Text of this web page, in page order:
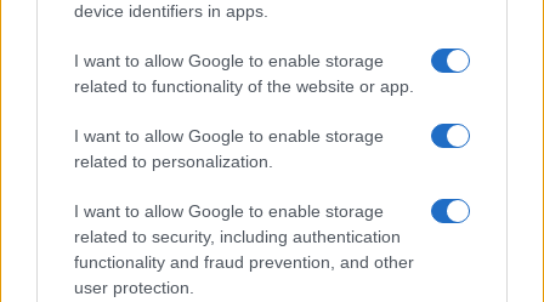
device identifiers in apps.
I want to allow Google to enable storage
related to functionality of the website or app.
I want to allow Google to enable storage
related to personalization.
I want to allow Google to enable storage
related to security, including authentication
functionality and fraud prevention, and other
user protection.
Ιός Δυτικού Νείλου: 65 κρούσματα έως σήμερα
στην Ελλάδα – Έξι θάνατοι και 23 νέα
περιστατικά
6/08/2026 - 9:54πμ